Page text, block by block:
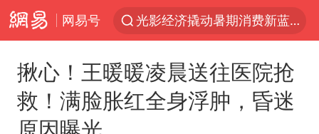
网易号
光影经济撬动暑期消费新蓝海
马克·艾伦退出斯诺克中国公开赛
微信又有新功能，你可以“撤回”你的撤回了！
揪心！王暖暖凌晨送往医院抢
救！满脸胀红全身浮肿，昏迷